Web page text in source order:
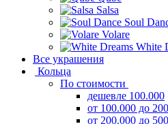
Salsa
Soul
Volare
White
Все украшения
Кольца
По стоимости
дешевле 100.000
от 100.000 до
от 200.000 до